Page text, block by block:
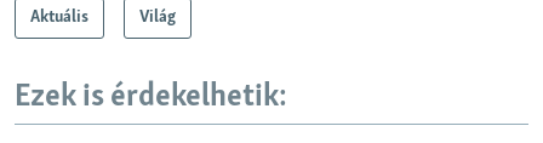
Aktuális Világ
Ezek is érdekelhetik: